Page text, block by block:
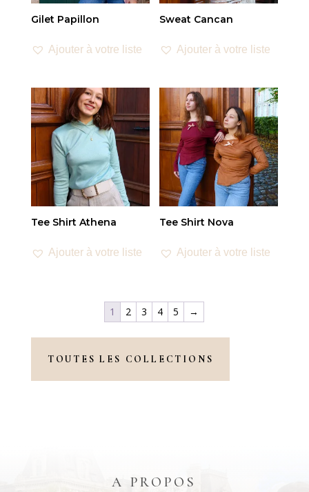
Gilet Papillon
Ajouter à votre liste
Sweat Cancan
Ajouter à votre liste
Tee Shirt Athena
Ajouter à votre liste
Tee Shirt Nova
Ajouter à votre liste
1 2 3 4 5 →
TOUTES LES COLLECTIONS
A PROPOS